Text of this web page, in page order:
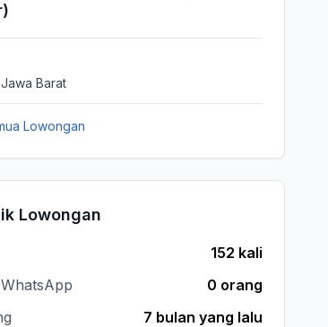
Barat
Lowongan
Lowongan
152 kali
0 orang
7 bulan yang lalu